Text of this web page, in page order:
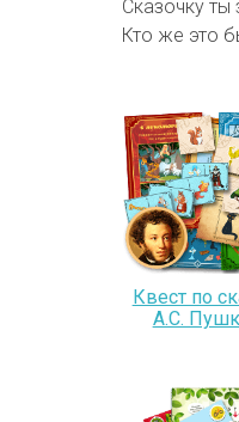
Сказочку ты
Кто же это
Квест по
А.С.